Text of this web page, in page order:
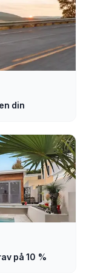
minutter.
kontakt med
og velg det som
din
på 10 %